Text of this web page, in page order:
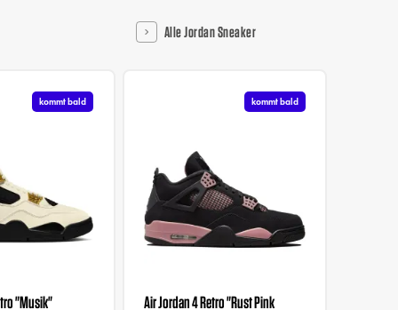
Alle Jordan Sneaker
kommt bald
"Musik"
kommt bald
Air Jordan 4 Retro "Rust Pink